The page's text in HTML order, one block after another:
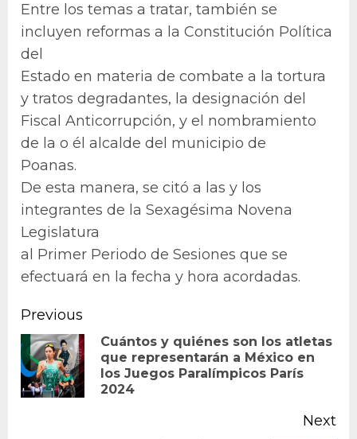
Entre los temas a tratar, también se
incluyen reformas a la Constitución Política
del
Estado en materia de combate a la tortura
y tratos degradantes, la designación del
Fiscal Anticorrupción, y el nombramiento
de la o él alcalde del municipio de
Poanas.
De esta manera, se citó a las y los
integrantes de la Sexagésima Novena
Legislatura
al Primer Periodo de Sesiones que se
efectuará en la fecha y hora acordadas.
Continue
Reading
Previous
Cuántos y quiénes son los atletas
que representarán a México en
los Juegos Paralímpicos París
2024
Next